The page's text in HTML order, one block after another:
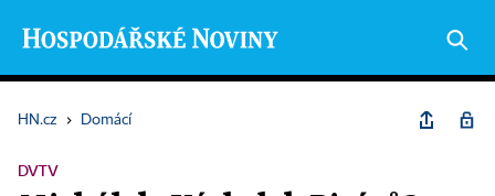
HN.cz › Domácí
DVTV